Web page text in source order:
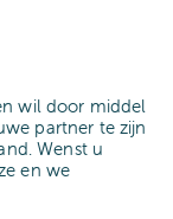
wil door middel
partner te zijn
Wenst u
en we